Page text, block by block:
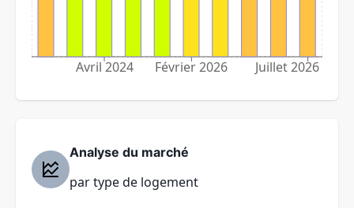
Avril 2024 Février 2026 Juillet 2026
Analyse du marché
par type de logement